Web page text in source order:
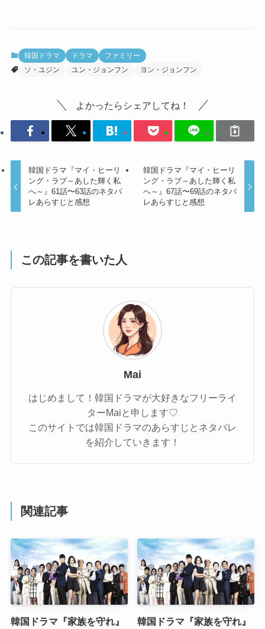
韓国ドラマ ドラマ
ファミリー
ソ・ユジン
ユン・ジョンフン ヨン・ジョンフン
よかったらシェアしてね！
韓国ドラマ『マイ・ヒーリ
ング・ラブ～あした輝く私
へ～』61話〜63話のネタバ
レあらすじと感想
韓国ドラマ『マイ・ヒーリ
ング・ラブ～あした輝く私
へ～』67話〜69話のネタバ
レあらすじと感想
この記事を書いた人
Mai
はじめまして！韓国ドラマが大好きなフリーライ
ターMaiと申します♡
このサイトでは韓国ドラマのあらすじとネタバレ
を紹介していきます！
関連記事
韓国ドラマ『家族を守れ』
韓国ドラマ『家族を守れ』